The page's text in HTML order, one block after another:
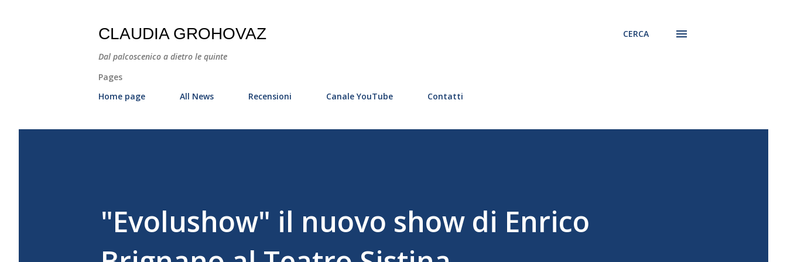
CLAUDIA GROHOVAZ
Dal palcoscenico a dietro le quinte
CERCA
Pages
Home page
All News Recensioni Canale YouTube Contatti
"Evolushow" il nuovo show di Enrico